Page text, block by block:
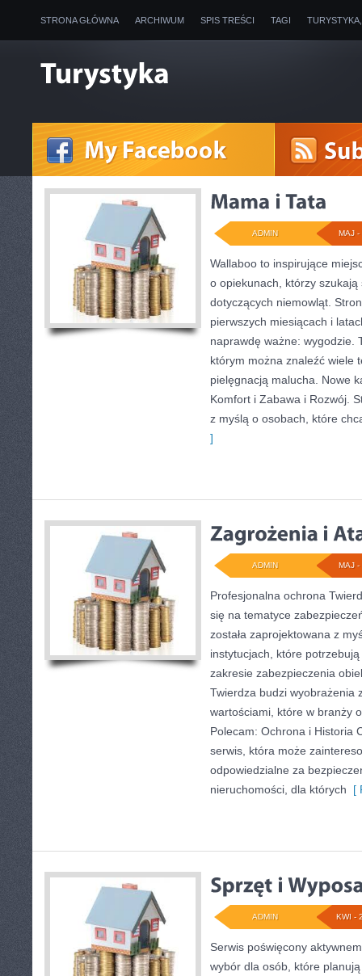
STRONA GŁÓWNA ARCHIWUM SPIS TREŚCI TAGI
MAJ -
ADMIN
Wallaboo to inspirujące
o opiekunach, którzy
dotyczących niemowląt.
pierwszych miesiącach i
naprawdę ważne: wygodzie.
którym można znaleźć wiele
pielęgnacją malucha. Nowe
Komfort i Zabawa i Rozwój.
z myślą o osobach, które
]
MAJ -
ADMIN
Profesjonalna ochrona
się na tematyce
została zaprojektowana z
instytucjach, które
zakresie zabezpieczenia
Twierdza budzi wyobrażenia
wartościami, które w branży
Polecam: Ochrona i Historia
serwis, która może
odpowiedzialne za
nieruchomości, dla których [
KWI -
ADMIN
Serwis poświęcony
wybór dla osób, które